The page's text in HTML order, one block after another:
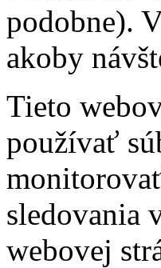
podobne).
akoby
Tieto
používať
sledovania
webovej